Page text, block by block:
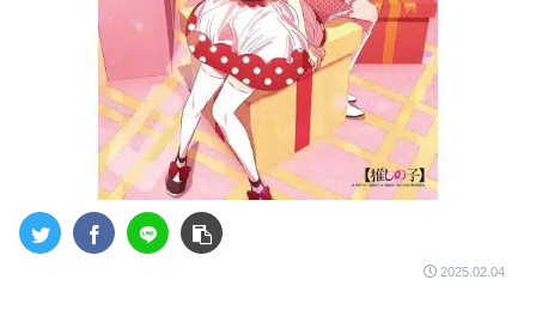
2025.02.04